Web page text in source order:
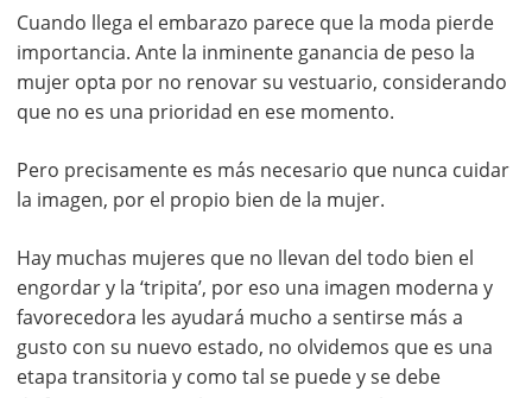
Cuando llega el embarazo parece que la moda pierde
importancia. Ante la inminente ganancia de peso la
mujer opta por no renovar su vestuario, considerando
que no es una prioridad en ese momento.
Pero precisamente es más necesario que nunca cuidar
la imagen, por el propio bien de la mujer.
Hay muchas mujeres que no llevan del todo bien el
engordar y la ‘tripita’, por eso una imagen moderna y
favorecedora les ayudará mucho a sentirse más a
gusto con su nuevo estado, no olvidemos que es una
etapa transitoria y como tal se puede y se debe